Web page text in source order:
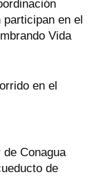
en el
Vida
en el
Conagua
de